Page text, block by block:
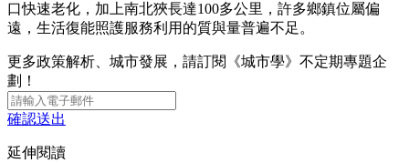
口快速老化，加上南北狹長達100多公里，許多鄉鎮位屬偏
遠，生活復能照護服務利用的質與量普遍不足。
更多政策解析、城市發展，請訂閱《城市學》不定期專題企
劃！
確認送出
延伸閱讀